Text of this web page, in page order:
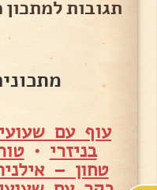
תגובות
עוף עם
בניזרי •
טחון –